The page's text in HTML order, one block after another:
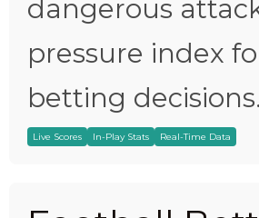
dangerous
pressure index
betting decisions.
Live Scores In-Play Stats Real-Time Data